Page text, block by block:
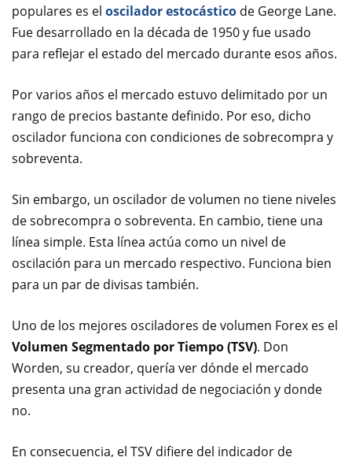
populares es el oscilador estocástico de George Lane.
Fue desarrollado en la década de 1950 y fue usado
para reflejar el estado del mercado durante esos años.
Por varios años el mercado estuvo delimitado por un
rango de precios bastante definido. Por eso, dicho
oscilador funciona con condiciones de sobrecompra y
sobreventa.
Sin embargo, un oscilador de volumen no tiene niveles
de sobrecompra o sobreventa. En cambio, tiene una
línea simple. Esta línea actúa como un nivel de
oscilación para un mercado respectivo. Funciona bien
para un par de divisas también.
Uno de los mejores osciladores de volumen Forex es el
Volumen Segmentado por Tiempo (TSV). Don
Worden, su creador, quería ver dónde el mercado
presenta una gran actividad de negociación y donde
no.
En consecuencia, el TSV difiere del indicador de